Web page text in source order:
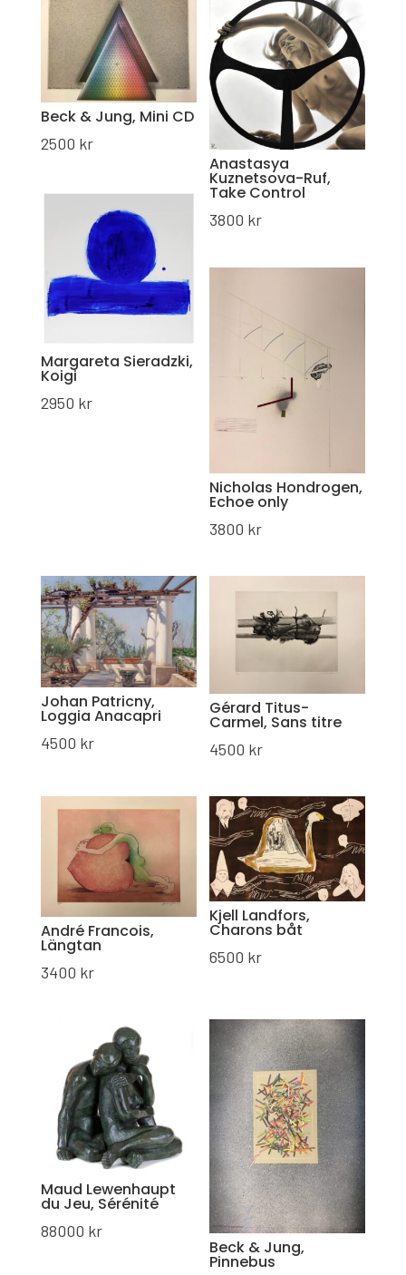
Beck & Jung, Mini CD
2500 kr
Anastasya
Kuznetsova-Ruf,
Take Control
3800 kr
Margareta Sieradzki,
Koigi
2950 kr
Nicholas Hondrogen,
Echoe only
3800 kr
Johan Patricny,
Loggia Anacapri
4500 kr
Gérard Titus-
Carmel, Sans titre
4500 kr
André Francois,
Längtan
3400 kr
Kjell Landfors,
Charons båt
6500 kr
Maud Lewenhaupt
du Jeu, Sérénité
88000 kr
Beck & Jung,
Pinnebus